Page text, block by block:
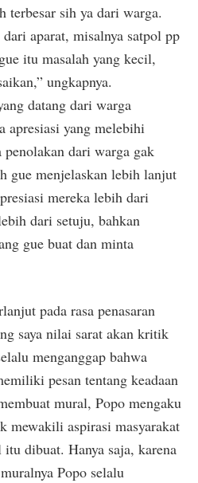
terbesar sih ya dari warga.
aparat, misalnya satpol pp
itu masalah yang kecil,
ungkapnya.
datang dari warga
apresiasi yang melebihi
penolakan dari warga gak
gue menjelaskan lebih lanjut
mereka lebih dari
dari setuju, bahkan
gue buat dan minta
pada rasa penasaran
saya nilai sarat akan kritik
menganggap bahwa
pesan tentang keadaan
mural, Popo mengaku
aspirasi masyarakat
dibuat. Hanya saja, karena
Popo selalu